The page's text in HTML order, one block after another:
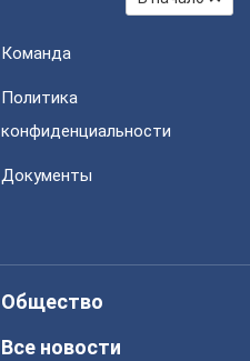
Команда
Политика
конфиденциальности
Документы
Общество
Все новости